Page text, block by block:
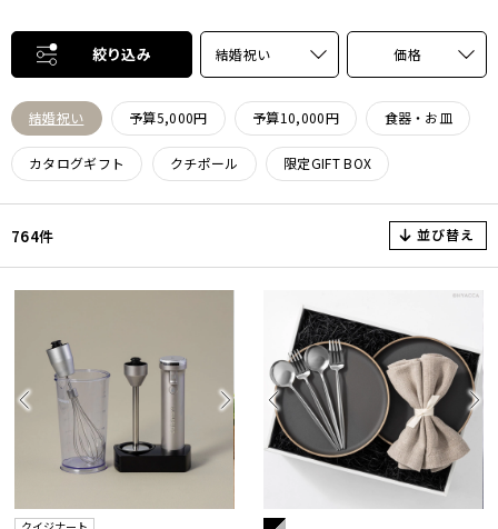
絞り込み 結婚祝い 価格
結婚祝い 予算5,000円 予算10,000円 食器・お皿
カタログギフト クチポール 限定GIFT BOX
764件 並び替え